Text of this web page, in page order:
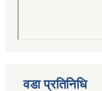
वडा प्रतिनिधि